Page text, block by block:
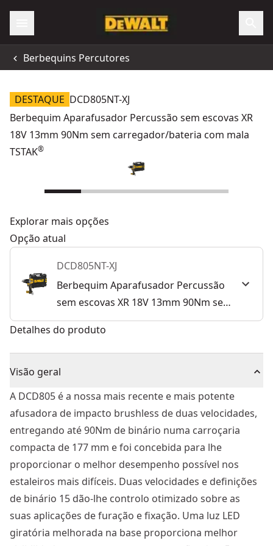
Berbequins Percutores
DESTAQUE DCD805NT-XJ
Berbequim Aparafusador Percussão sem escovas XR
18V 13mm 90Nm sem carregador/bateria com mala
TSTAK®
Explorar mais opções
Opção atual
DCD805NT-XJ
Berbequim Aparafusador Percussão
sem escovas XR 18V 13mm 90Nm sem
carregador/bateria com mala TSTAK®
Detalhes do produto
Visão geral
A DCD805 é a nossa mais recente e mais potente
afusadora de impacto brushless de duas velocidades,
entregando até 90Nm de binário numa carroçaria
compacta de 177 mm e foi concebida para lhe
proporcionar o melhor desempenho possível nos
estaleiros mais difíceis. Duas velocidades e definições
de binário 15 dão-lhe controlo otimizado sobre as
suas aplicações de furação e fixação. Uma luz LED
giratória melhorada na base proporciona melhor